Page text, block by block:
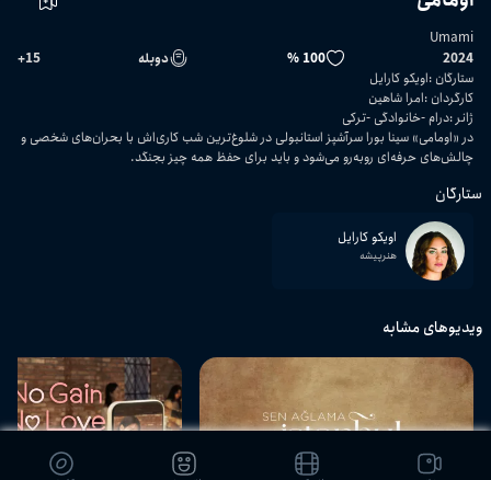
Umami
2024
100 % دوبله 15
+
ستارگان :اویکو کارایل
کارگردان :امرا شاهین
ژانر :درام خانوادگی ترکی
در «اومامی» سینا بورا سرآشپز استانبولی در شلوغ‌ترین شب کاری‌اش با بحران‌های شخصی و
چالش‌های حرفه‌ای روبه‌رو می‌شود و باید برای حفظ همه چیز بجنگد.
ستارگان
اویکو کارایل
هنرپیشه
ویدیوهای مشابه